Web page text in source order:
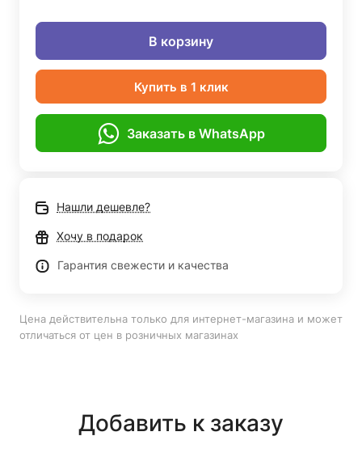
В корзину
Купить в 1 клик
Заказать в WhatsApp
Нашли дешевле?
Хочу в подарок
Гарантия свежести и качества
Цена действительна только для интернет-магазина и может
отличаться от цен в розничных магазинах
Добавить к заказу